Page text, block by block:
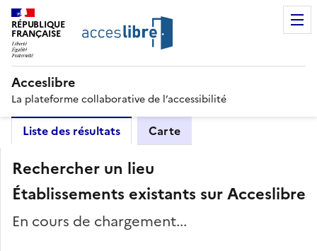
RÉPUBLIQUE
FRANÇAISE
Acceslibre
La plateforme collaborative de l’accessibilité
Liste des résultats Carte
Rechercher un lieu
Établissements existants sur Acceslibre
En cours de chargement...